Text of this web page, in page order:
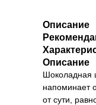
Описание
Описание
Шоколадная
напоминает
от сути,